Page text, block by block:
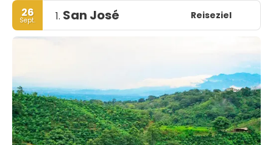
26
Sept. 1. San José Reiseziel